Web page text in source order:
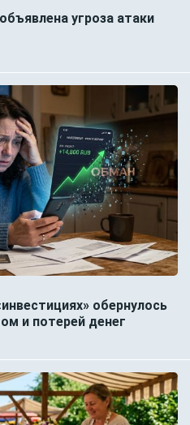
угроза атаки
обернулось
и потерей денег